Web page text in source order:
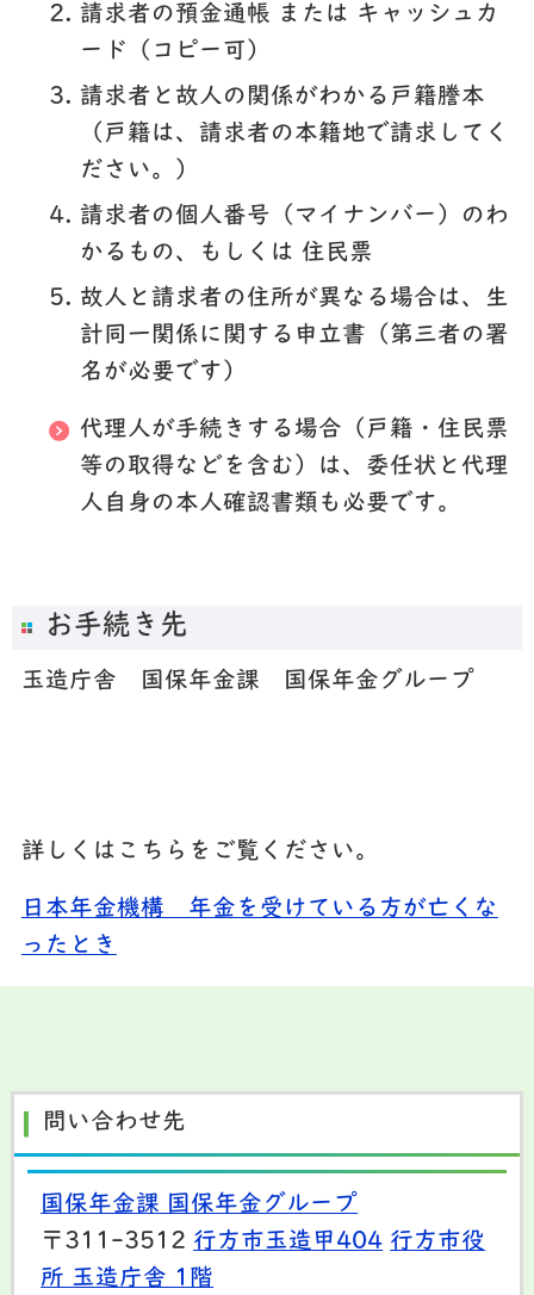
請求者の預金通帳 または キャッシュカ
ード
（コピー可）
請求者と故人の関係がわかる戸籍謄本
（戸籍は、請求者の本籍地で請求してく
ださい。）
請求者の個人番号（マイナンバー）のわ
かるもの、もしくは 住民票
故人と請求者の住所が異なる場合は、
生
計同一関係に関する申立書 （第三者の署
名が必要です）
代理人が手続きする場合（戸籍・住民票
等の取得などを含む）は、委任状と代理
人自身の本人確認書類も必要です。
お手続き先
玉造庁舎 国保年金課 国保年金グループ
詳しくはこちらをご覧ください。
日本年金機構 年金を受けている方が亡くな
ったとき
問い合わせ先
国保年金課 国保年金グループ
〒311-3512 行方市玉造甲404 行方市役
所 玉造庁舎 1階